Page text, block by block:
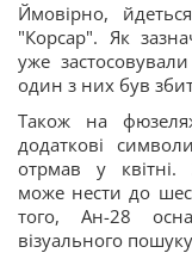
Ймовірно,
"Корсар". Як
уже
один з них був
Також на
додаткові
отрмав у квітні.
може нести до
того, Ан-28
візуального